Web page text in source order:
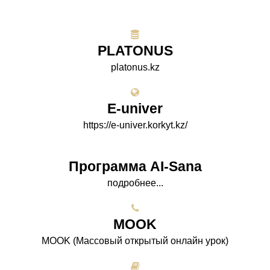
PLATONUS
platonus.kz
E-univer
https://e-univer.korkyt.kz/
Программа AI-Sana
подробнее...
МООK
МООK (Массовый открытый онлайн урок)